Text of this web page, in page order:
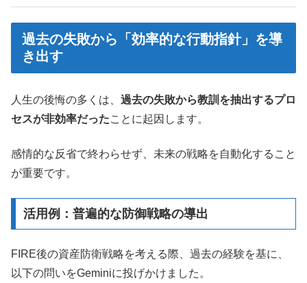
過去の失敗から「効率的な行動指針」を導
き出す
人生の後悔の多くは、 過去の失敗から教訓を抽出するプロ
セスが非効率だったことに起因します。
感情的な反省で終わらせず、未来の戦略を自動化すること
が重要です。
活用例：普遍的な防御戦略の導出
FIRE後の資産防衛戦略を考える際、過去の経験を基に、
以下の問いをGeminiに投げかけました。